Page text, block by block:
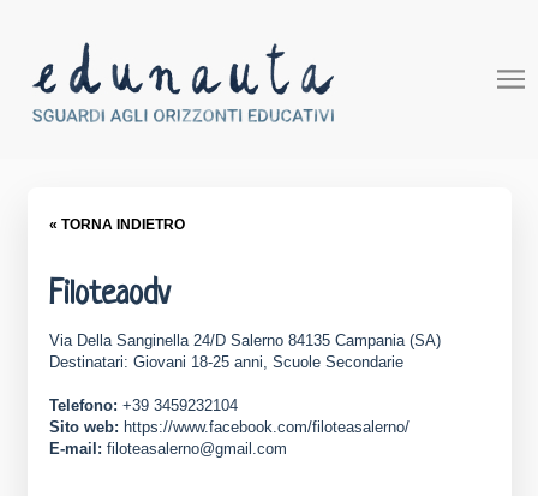
« TORNA INDIETRO
Filoteaodv
Via Della Sanginella 24/D Salerno 84135 Campania (SA)
Destinatari: Giovani 18-25 anni, Scuole Secondarie
Telefono: +39 3459232104
Sito web: https://www.facebook.com/filoteasalerno/
E-mail: filoteasalerno@gmail.com